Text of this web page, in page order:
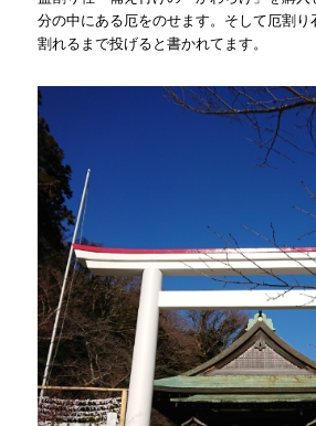
分の中にある厄をのせます。そして厄割り
割れるまで投げると書かれてます。